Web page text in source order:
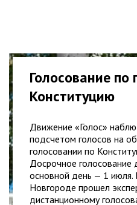
Голосование по
Конституцию
Движение «Голос»
подсчетом голосов на
голосовании по
Досрочное голосование
основной день — 1
Новгороде прошел
дистанционному